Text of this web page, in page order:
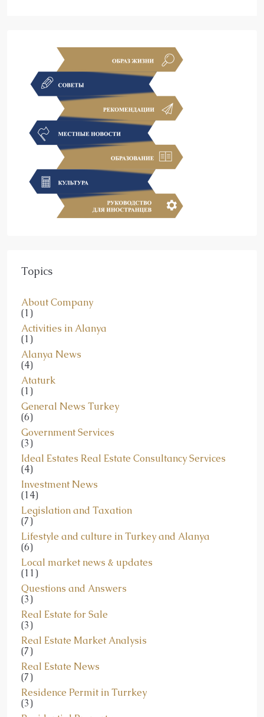
Topics
About Company
(1)
Activities in Alanya
(1)
Alanya News
(4)
Ataturk
(1)
General News Turkey
(6)
Government Services
(3)
Ideal Estates Real Estate Consultancy Services
(4)
Investment News
(14)
Legislation and Taxation
(7)
Lifestyle and culture in Turkey and Alanya
(6)
Local market news & updates
(11)
Questions and Answers
(3)
Real Estate for Sale
(3)
Real Estate Market Analysis
(7)
Real Estate News
(7)
Residence Permit in Turrkey
(3)